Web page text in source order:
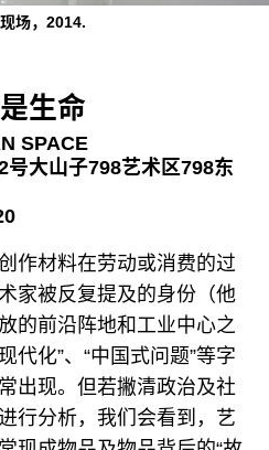
场，2014.
生命
SPACE
大山子798艺术区798东
作材料在劳动或消费的过
家被反复提及的身份（他
的前沿阵地和工业中心之
代化”、“中国式问题”等字
出现。但若撇清政治及社
行分析，我们会看到，艺